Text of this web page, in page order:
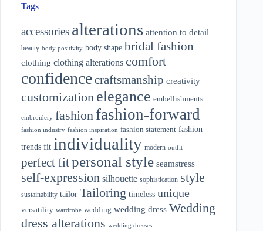
Tags
accessories alterations attention to detail
beauty body positivity body shape bridal fashion
clothing clothing alterations comfort
confidencecraftsmanship creativity
customization elegance embellishments
embroidery fashion fashion-forward
fashion industry fashion inspiration fashion statement fashion
trends fit individuality modern outfit
perfect fitpersonal style seamstress
self-expression silhouette sophistication style
sustainability tailor Tailoring timeless unique
versatility wardrobe wedding wedding dress Wedding
dress alterations wedding dresses